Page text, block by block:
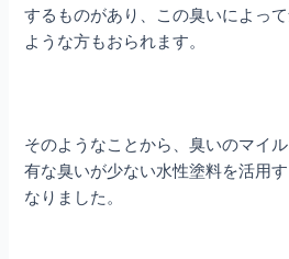
するものがあり、この臭いによっ
ような方もおられます。
そのようなことから、臭いのマイ
有な臭いが少ない水性塗料を活用
なりました。